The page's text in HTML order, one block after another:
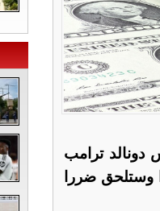
ترامب
وستلحق ضررا